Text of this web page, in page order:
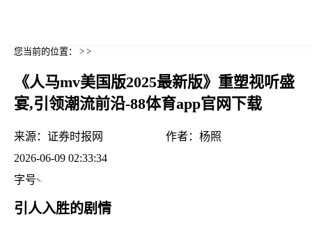
您当前的位置： > >
《人马mv美国版2025最新版》重塑视听盛
宴,引领潮流前沿-88体育app官网下载
来源： 证券时报网 作者： 杨照
2026-06-09 02:33:34
字号
引人入胜的剧情